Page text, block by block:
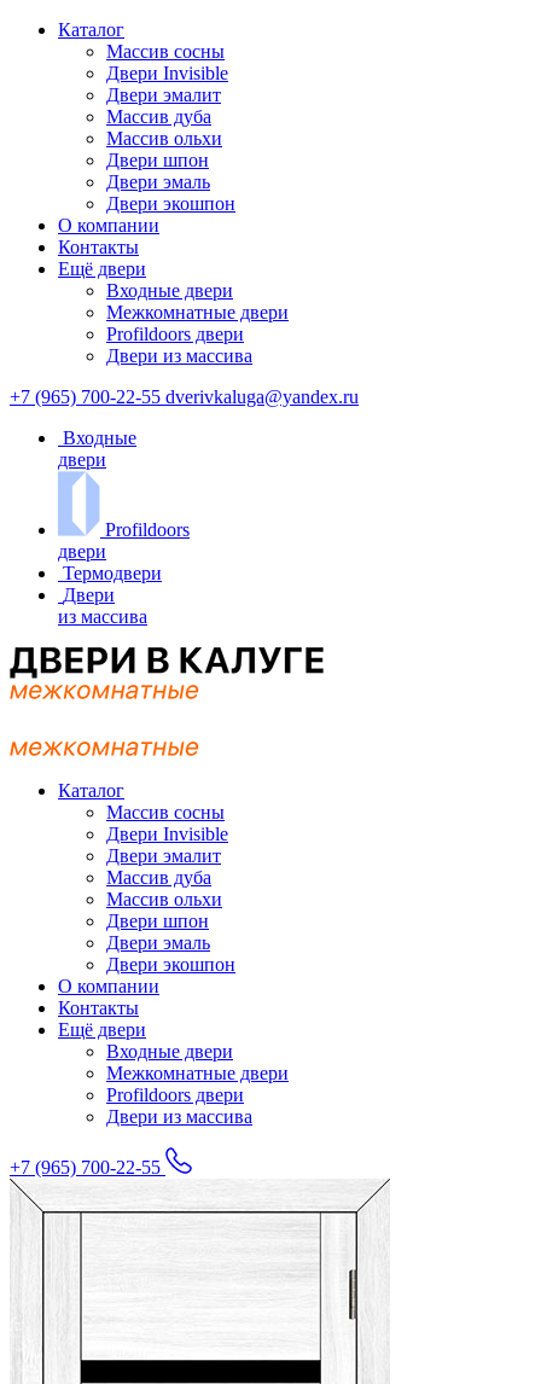
Каталог
Массив сосны
Двери Invisible
Двери эмалит
Массив дуба
Массив ольхи
Двери шпон
Двери эмаль
Двери экошпон
О компании
Контакты
Ещё двери
Входные двери
Межкомнатные двери
Profildoors двери
Двери из массива
+7 (965) 700-22-55 dverivkaluga@yandex.ru
Входные
двери
Profildoors
двери
Термодвери
Двери
из массива
Каталог
Массив сосны
Двери Invisible
Двери эмалит
Массив дуба
Массив ольхи
Двери шпон
Двери эмаль
Двери экошпон
О компании
Контакты
Ещё двери
Входные двери
Межкомнатные двери
Profildoors двери
Двери из массива
+7 (965) 700-22-55